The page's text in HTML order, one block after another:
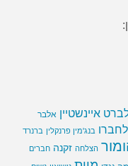
איינשטיין אלבר
בנג'מין פרנקלין ברנרד
הצלחה זקנה חברים